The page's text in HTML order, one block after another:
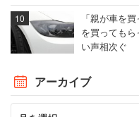
「親が車を
を買っても
い声相次ぐ
アーカイブ